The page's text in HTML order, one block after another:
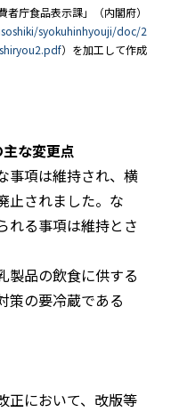
庁⾷品表⽰課」（内閣府）
syokuhinhyouji/doc/2
）を加工して作成
主な変更点
事項は維持され、横
止されました。な
れる事項は維持とさ
製品の飲食に供する
策の要冷蔵である
正において、改版等